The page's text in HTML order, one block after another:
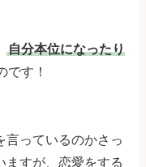
自分本位になったり
です！
言っているのかさっ
ますが、恋愛をする